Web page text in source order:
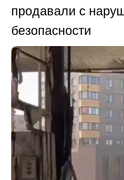
продавали с
безопасности